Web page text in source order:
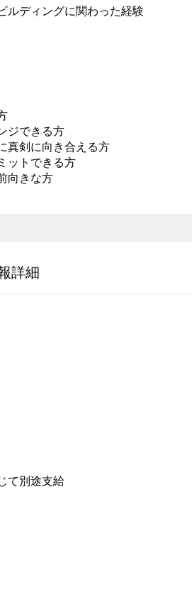
ルディングに関わった経験
ジできる方
真剣に向き合える方
ットできる方
向きな方
詳細
て別途支給